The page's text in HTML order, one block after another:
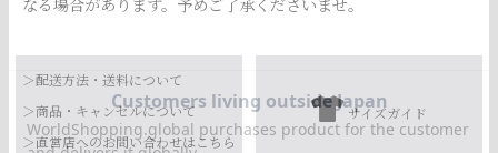
なる場合があります。予めご了承くださいませ。
品番 0325110066
素材
本体：綿100%
ベルト部分：牛革
【お届け希望日につきまして】
＞配送方法・送料について
＞商品・キャンセルについて
＞直営店へのお問い合わせはこちら
サイズガイド